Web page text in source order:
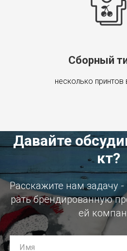
Сборный
несколько принтов
Давайте
кт?
Расскажите нам
рать брендированную
ей
Имя